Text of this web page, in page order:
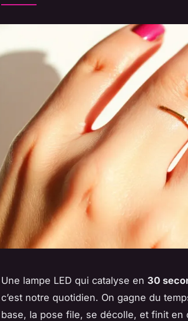
Une lampe LED qui catalyse en 30
c’est notre quotidien. On gagne du
base, la pose file, se décolle, et finit en